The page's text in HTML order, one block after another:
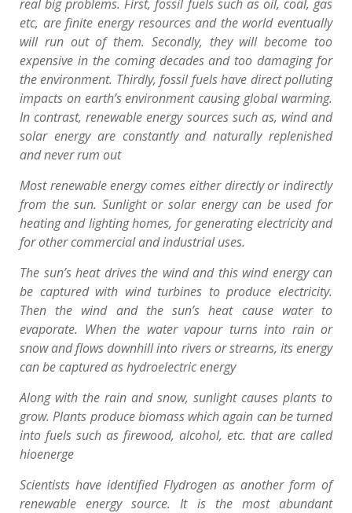
real big problems. First, fossil fuels such as oil, coal, gas
etc, are finite energy resources and the world eventually
will run out of them. Secondly, they will become too
expensive in the coming decades and too damaging for
the environment. Thirdly, fossil fuels have direct polluting
impacts on earth’s environment causing global warming.
In contrast, renewable energy sources such as, wind and
solar energy are constantly and naturally replenished
and never rum out
Most renewable energy comes either directly or indirectly
from the sun. Sunlight or solar energy can be used for
heating and lighting homes, for generating electricity and
for other commercial and industrial uses.
The sun’s heat drives the wind and this wind energy can
be captured with wind turbines to produce electricity.
Then the wind and the sun’s heat cause water to
evaporate. When the water vapour turns into rain or
snow and flows downhill into rivers or strearns, its energy
can be captured as hydroelectric energy
Along with the rain and snow, sunlight causes plants to
grow. Plants produce biomass which again can be turned
into fuels such as firewood, alcohol, etc. that are called
hioenerge
Scientists have identified Flydrogen as another form of
renewable energy source. It is the most abundant